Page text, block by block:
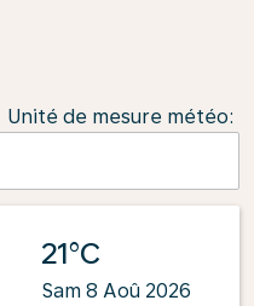
Unité de mesure météo:
21°C
Sam 8 Aoû 2026